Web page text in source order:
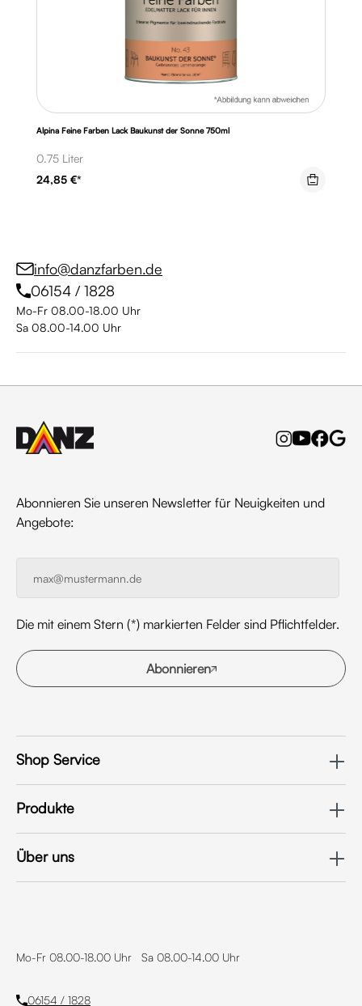
Alpina Feine Farben Lack Baukunst der Sonne 750ml
0.75 Liter
24,85 €*
info@danzfarben.de
06154 / 1828
Mo-Fr 08.00-18.00 Uhr
Sa 08.00-14.00 Uhr
Mo-Fr 08.00-18.00 Uhr Sa 08.00-14.00 Uhr
06154 / 1828
Shop Service
Produkte
Über uns
Abonnieren Sie unseren Newsletter für Neuigkeiten und
Angebote:
Die mit einem Stern (*) markierten Felder sind Pflichtfelder.
Abonnieren